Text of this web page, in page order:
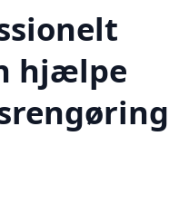
hjælpe